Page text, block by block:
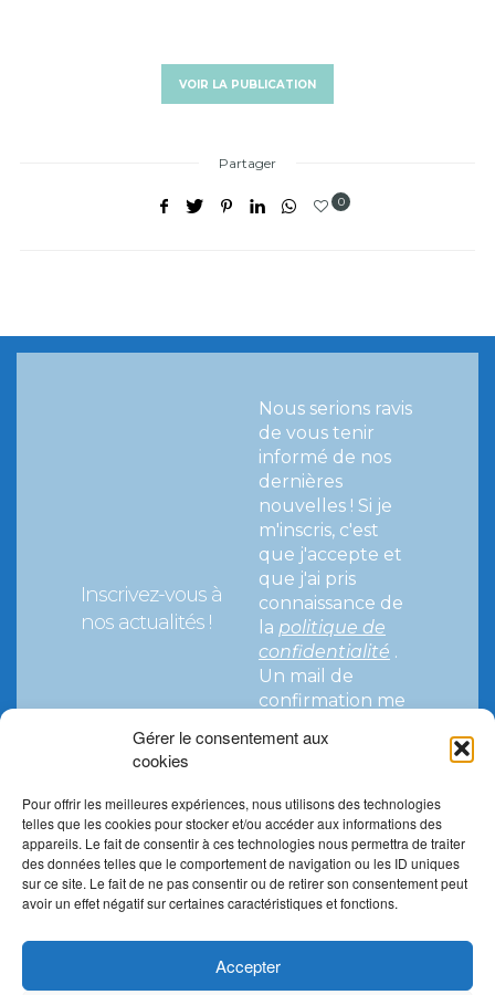
Gérer le consentement aux
cookies
Pour offrir les meilleures expériences, nous utilisons des technologies
telles que les cookies pour stocker et/ou accéder aux informations des
appareils. Le fait de consentir à ces technologies nous permettra de traiter
des données telles que le comportement de navigation ou les ID uniques
sur ce site. Le fait de ne pas consentir ou de retirer son consentement peut
avoir un effet négatif sur certaines caractéristiques et fonctions.
Accepter
VOIR LA PUBLICATION
Partager
0
Inscrivez-vous à
nos actualités !
Nous serions ravis
de vous tenir
informé de nos
dernières
nouvelles ! Si je
m'inscris, c'est
que j'accepte et
que j'ai pris
connaissance de
la politique de
confidentialité .
Un mail de
confirmation me
valider mon